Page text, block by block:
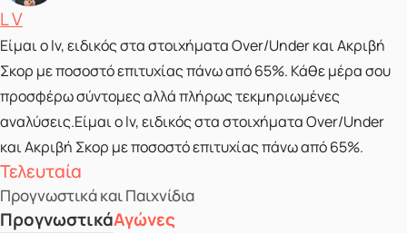
Τελευταία
Προγνωστικά και Παιχνίδια
ΠρογνωστικάΑγώνες
Posted by
L V
Είμαι ο lv, ειδικός στα στοιχήματα Over/Under και Ακριβή
Σκορ με ποσοστό επιτυχίας πάνω από 65%. Κάθε μέρα σου
προσφέρω σύντομες αλλά πλήρως τεκμηριωμένες
αναλύσεις.Είμαι ο lv, ειδικός στα στοιχήματα Over/Under
και Ακριβή Σκορ με ποσοστό επιτυχίας πάνω από 65%.